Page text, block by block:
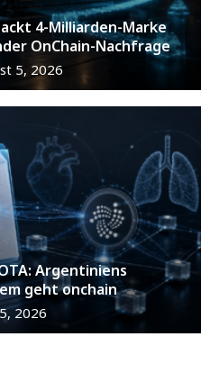
4-Milliarden-Marke
OnChain-Nachfrage
5, 2026
Argentiniens
geht onchain
2026